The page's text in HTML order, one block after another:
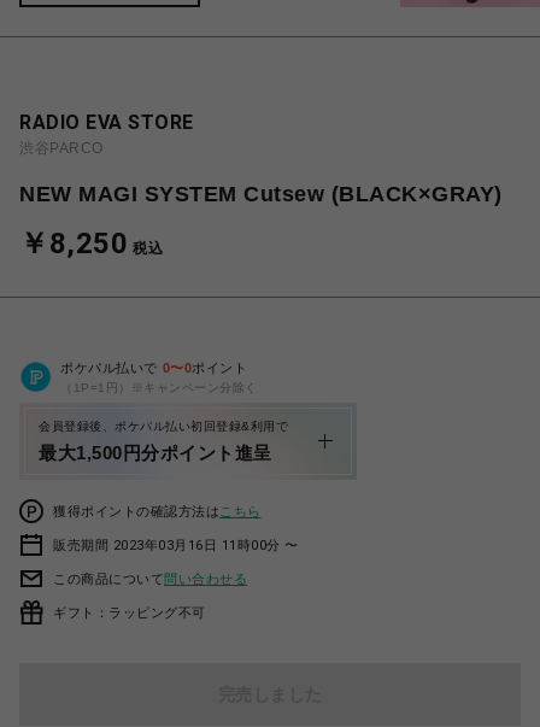
RADIO EVA STORE
渋谷PARCO
NEW MAGI SYSTEM Cutsew (BLACK×GRAY)
￥8,250 税込
ポケパル払いで 0〜0ポイント
（1P=1円）※キャンペーン分除く
会員登録後、ポケパル払い初回登録&利用で
最大1,500円分ポイント進呈
獲得ポイントの確認方法は こちら
販売期間 2023年03月16日 11時00分 〜
この商品について問い合わせる
ギフト：ラッピング不可